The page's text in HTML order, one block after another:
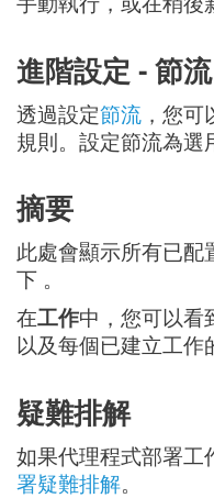
進階設定 - 節流
透過設定節流 ，您
規則。設定節流為選
摘要
此處會顯示所有已配
下 。
在工作中，您可以看
以及每個已建立工作
疑難排解
如果代理程式部署工
署疑難排解。